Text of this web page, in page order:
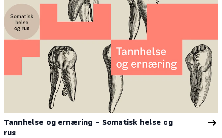
Tannhelse og ernæring – Somatisk helse og
rus